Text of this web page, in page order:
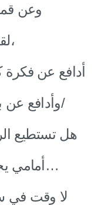
وعن
لقصيدة حبٍ،
أدافع عن
وأدافع عن بلد خَطَفتْهُ الأساطيرُ/
– هل تستطيع
< أمامي يجرُّ ورائي ويسرعُ…
لا وقت في